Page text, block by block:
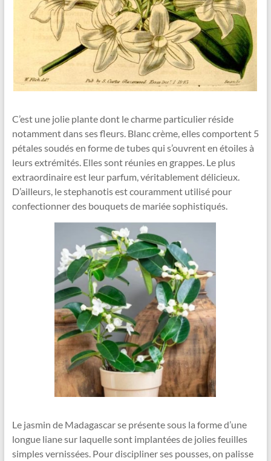
C’est une jolie plante dont le charme particulier réside
notamment dans ses fleurs. Blanc crème, elles comportent 5
pétales soudés en forme de tubes qui s’ouvrent en étoiles à
leurs extrémités. Elles sont réunies en grappes. Le plus
extraordinaire est leur parfum, véritablement délicieux.
D’ailleurs, le stephanotis est couramment utilisé pour
confectionner des bouquets de mariée sophistiqués.
Le jasmin de Madagascar se présente sous la forme d’une
longue liane sur laquelle sont implantées de jolies feuilles
simples vernissées. Pour discipliner ses pousses, on palisse